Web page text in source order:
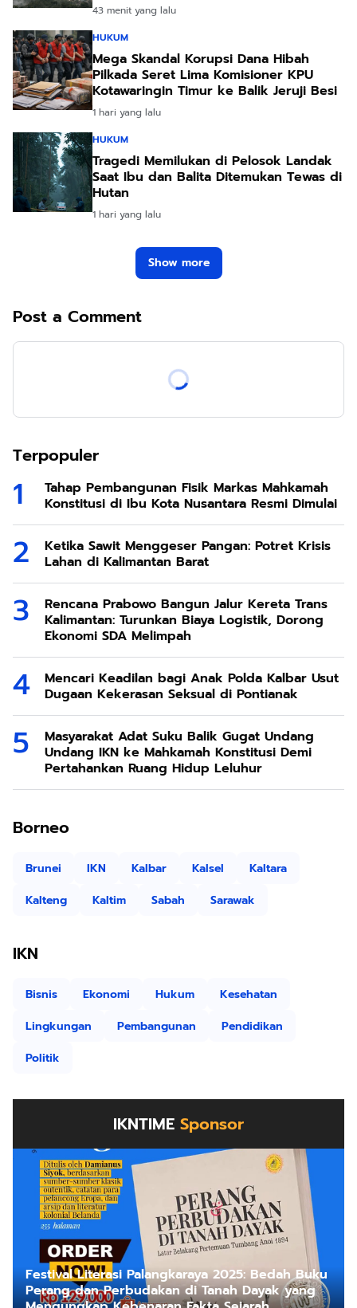
43 menit yang lalu
HUKUM
Mega Skandal Korupsi Dana Hibah
Pilkada Seret Lima Komisioner KPU
Kotawaringin Timur ke Balik Jeruji Besi
1 hari yang lalu
HUKUM
Tragedi Memilukan di Pelosok Landak
Saat Ibu dan Balita Ditemukan Tewas di
Hutan
1 hari yang lalu
Show more
Post a Comment
Terpopuler
Tahap Pembangunan Fisik Markas Mahkamah
Konstitusi di Ibu Kota Nusantara Resmi Dimulai
Ketika Sawit Menggeser Pangan: Potret Krisis
Lahan di Kalimantan Barat
Rencana Prabowo Bangun Jalur Kereta Trans
Kalimantan: Turunkan Biaya Logistik, Dorong
Ekonomi SDA Melimpah
Mencari Keadilan bagi Anak Polda Kalbar Usut
Dugaan Kekerasan Seksual di Pontianak
Masyarakat Adat Suku Balik Gugat Undang
Undang IKN ke Mahkamah Konstitusi Demi
Pertahankan Ruang Hidup Leluhur
Borneo
Brunei IKN Kalbar Kalsel
Kaltara
Kalteng
Kaltim Sabah Sarawak
IKN
Bisnis Ekonomi Hukum
Kesehatan
Lingkungan
Pembangunan
Pendidikan
Politik
IKNTIME Sponsor
Festival Literasi Palangkaraya 2025: Bedah Buku
Perang dan Perbudakan di Tanah Dayak yang